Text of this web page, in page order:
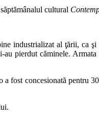
cultural
industrializat al ţării, ca şi
pierdut căminele.
a fost concesionată pentru